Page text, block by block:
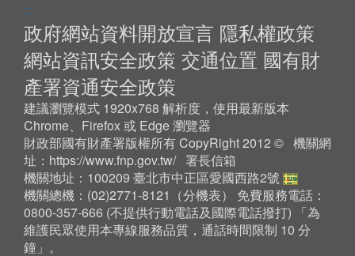
:::
政府網站資料開放宣言 隱私權政策
網站資訊安全政策 交通位置 國有財
產署資通安全政策
建議瀏覽模式 1920x768 解析度，使用最新版本
Chrome、Firefox 或 Edge 瀏覽器
財政部國有財產署版權所有 CopyRight 2012 © 機關網
址： https://www.fnp.gov.tw/ 署長信箱
機關地址：100209 臺北市中正區愛國西路2號
機關總機：(02)2771-8121（分機表） 免費服務電話：
0800-357-666 (不提供行動電話及國際電話撥打) 「為
維護民眾使用本專線服務品質，通話時間限制 10 分
鐘」。